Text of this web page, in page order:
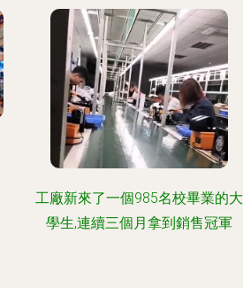
工廠新來了一個985名校畢業的大
學生,連續三個月拿到銷售冠軍